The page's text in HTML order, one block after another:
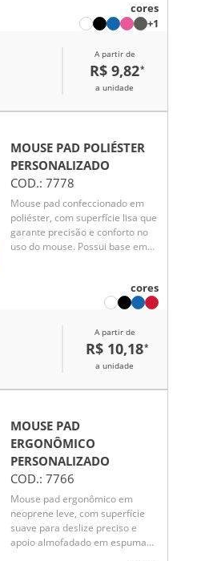
durabilidade com um
acabamento elegante. Seu
precisos do mouse e fácil
limpeza, garantindo conforto e
cores
+1
A partir de
R$ 9,82*
a unidade
MOUSE PAD POLIÉSTER
PERSONALIZADO
COD.: 7778
Mouse pad confeccionado em
poliéster, com superfície lisa que
garante precisão e conforto no
uso do mouse. Possui base em
cores
A partir de
R$ 10,18*
a unidade
MOUSE PAD
ERGONÔMICO
PERSONALIZADO
COD.: 7766
Mouse pad ergonômico em
neoprene leve, com superfície
suave para deslize preciso e
apoio almofadado em espuma